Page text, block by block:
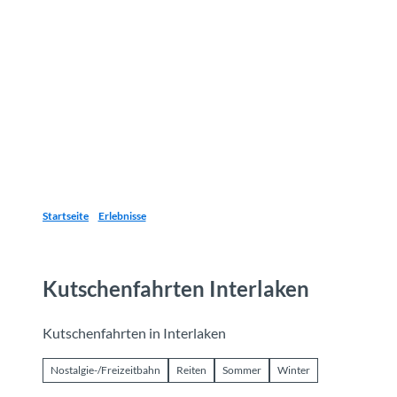
Startseite Erlebnisse
Kutschenfahrten Interlaken
Kutschenfahrten in Interlaken
Nostalgie-/Freizeitbahn Reiten Sommer Winter